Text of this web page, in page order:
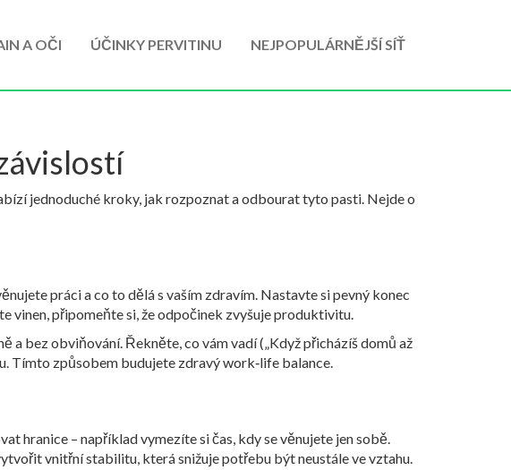
A OČI ÚČINKY PERVITINU NEJPOPULÁRNĚJŠÍ SÍŤ
jednoduché kroky, jak rozpoznat a odbourat tyto pasti. Nejde o
práci a co to dělá s vaším zdravím. Nastavte si pevný konec
vinen, připomeňte si, že odpočinek zvyšuje produktivitu.
bez obviňování. Řekněte, co vám vadí („Když přicházíš domů až
Tímto způsobem budujete zdravý work‑life balance.
hranice – například vymezíte si čas, kdy se věnujete jen sobě.
vnitřní stabilitu, která snižuje potřebu být neustále ve vztahu.